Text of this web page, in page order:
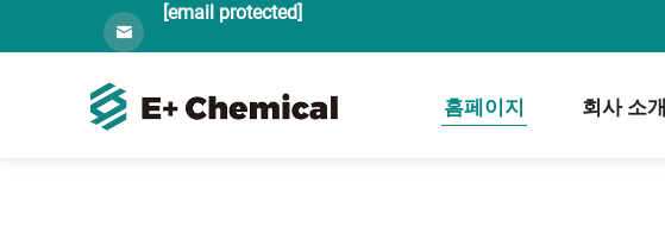
[email protected]
홈페이지 회사 소개